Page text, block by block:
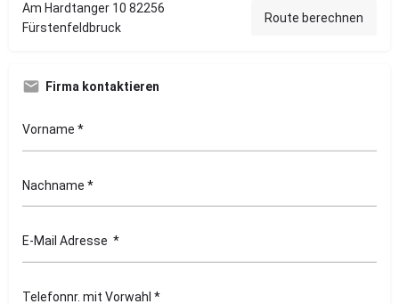
Am Hardtanger 10 82256
Fürstenfeldbruck
Route berechnen
Firma kontaktieren